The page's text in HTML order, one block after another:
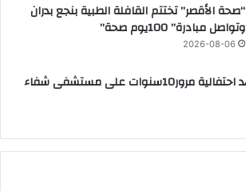
“صحة الأقصر” تختتم القافلة الطبية بنجع بدران
وتواصل مبادرة” 100يوم صحة”
2026-08-06
“محافظ الأقصر” يشهد احتفالية مرور10سنوات على مستشفى شفاء